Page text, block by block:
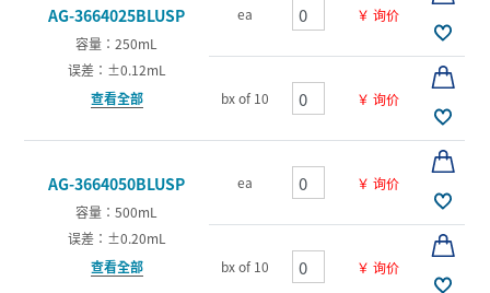
AG-3664025BLUSP
容量：250mL
误差：±0.12mL
查看全部
ea ￥ 询价
bx of 10 ￥ 询价
AG-3664050BLUSP
容量：500mL
误差：±0.20mL
查看全部
ea ￥ 询价
bx of 10 ￥ 询价